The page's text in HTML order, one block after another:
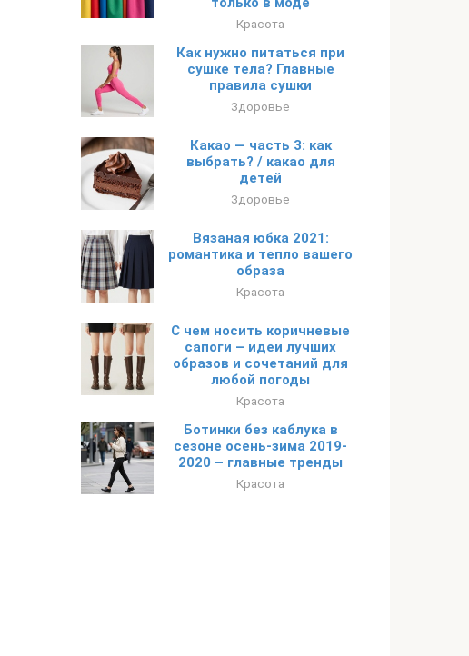
Красота
Как нужно питаться при
сушке тела? Главные
правила сушки
Здоровье
Какао — часть 3: как
выбрать? / какао для
детей
Здоровье
Вязаная юбка 2021:
романтика и тепло вашего
образа
Красота
С чем носить коричневые
сапоги – идеи лучших
образов и сочетаний для
любой погоды
Красота
Ботинки без каблука в
сезоне осень-зима 2019-
2020 – главные тренды
Красота